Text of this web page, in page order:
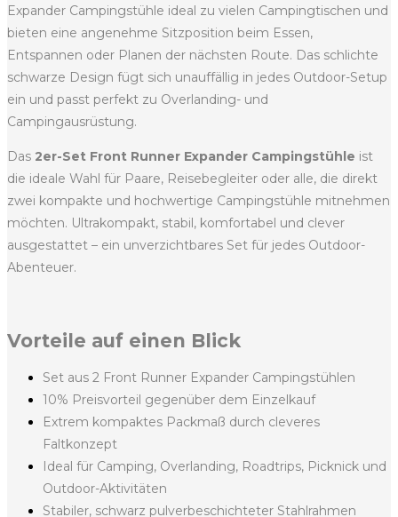
Expander Campingstühle ideal zu vielen Campingtischen und
bieten eine angenehme Sitzposition beim Essen,
Entspannen oder Planen der nächsten Route. Das schlichte
schwarze Design fügt sich unauffällig in jedes Outdoor-Setup
ein und passt perfekt zu Overlanding- und
Campingausrüstung.
Das 2er-Set Front Runner Expander Campingstühle ist
die ideale Wahl für Paare, Reisebegleiter oder alle, die direkt
zwei kompakte und hochwertige Campingstühle mitnehmen
möchten. Ultrakompakt, stabil, komfortabel und clever
ausgestattet – ein unverzichtbares Set für jedes Outdoor-
Abenteuer.
Vorteile auf einen Blick
Set aus 2 Front Runner Expander Campingstühlen
10% Preisvorteil gegenüber dem Einzelkauf
Extrem kompaktes Packmaß durch cleveres
Faltkonzept
Ideal für Camping, Overlanding, Roadtrips, Picknick und
Outdoor-Aktivitäten
Stabiler, schwarz pulverbeschichteter Stahlrahmen